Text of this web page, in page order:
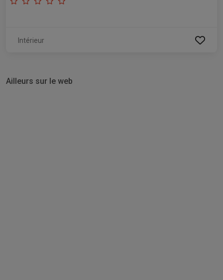
Intérieur
Ailleurs sur le web